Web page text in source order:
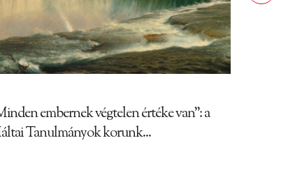
embernek végtelen értéke van”: a
Tanulmányok korunk...